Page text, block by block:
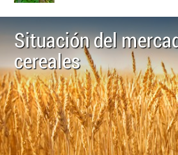
Situación del
cereales